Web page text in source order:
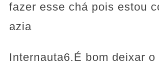
fazer esse chá pois estou
azia
Internauta6.É bom deixar